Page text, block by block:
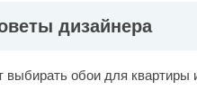
дизайнера
обои для квартиры